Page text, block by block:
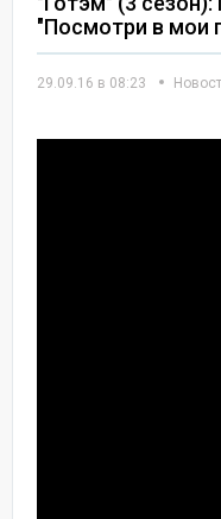
"Посмотри в мои
29.09.16 в 08:23